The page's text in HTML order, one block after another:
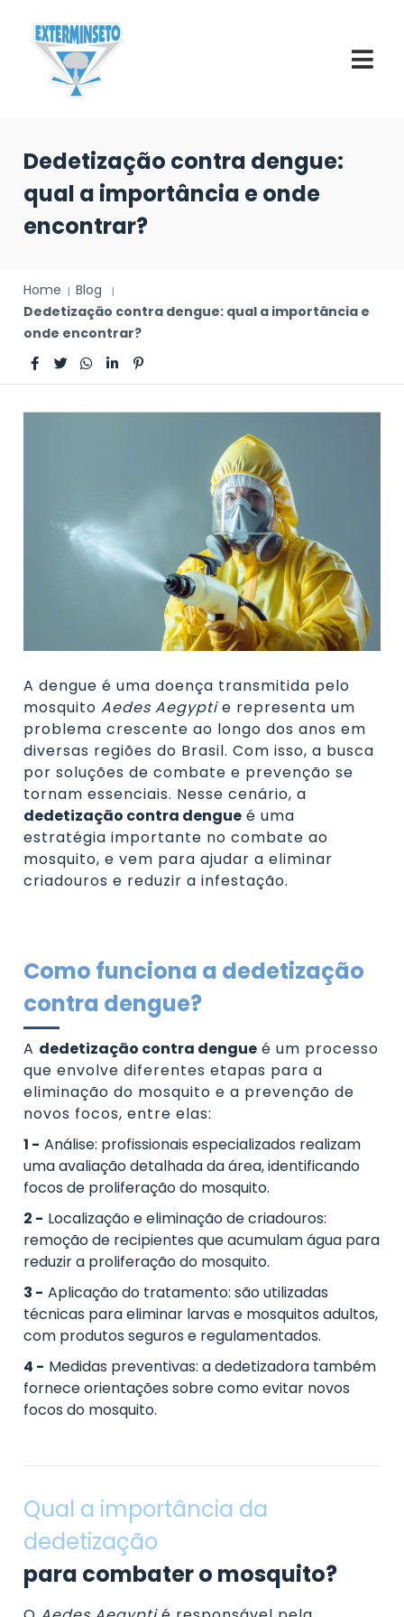
Dedetização contra dengue:
qual a importância e onde
encontrar?
Home
Blog
Dedetização contra dengue: qual a importância e
onde encontrar?
A dengue é uma doença transmitida pelo
mosquito Aedes Aegyptie representa um
problema crescente ao longo dos anos em
diversas regiões do Brasil. Com isso, a busca
por soluções de combate e prevenção se
tornam essenciais. Nesse cenário, a
dedetização contra dengue é uma
estratégia importante no combate ao
mosquito, e vem para ajudar a eliminar
criadouros e reduzir a infestação.
Como funciona a dedetização
contra dengue?
A dedetização contra dengue é um processo
que envolve diferentes etapas para a
eliminação do mosquito e a prevenção de
novos focos, entre elas:
Análise: profissionais especializados realizam
uma avaliação detalhada da área, identificando
focos de proliferação do mosquito.
Localização e eliminação de criadouros:
remoção de recipientes que acumulam água para
reduzir a proliferação do mosquito.
Aplicação do tratamento: são utilizadas
técnicas para eliminar larvas e mosquitos adultos,
com produtos seguros e regulamentados.
Medidas preventivas: a dedetizadora também
fornece orientações sobre como evitar novos
focos do mosquito.
Qual a importância da
dedetização
para combater o mosquito?